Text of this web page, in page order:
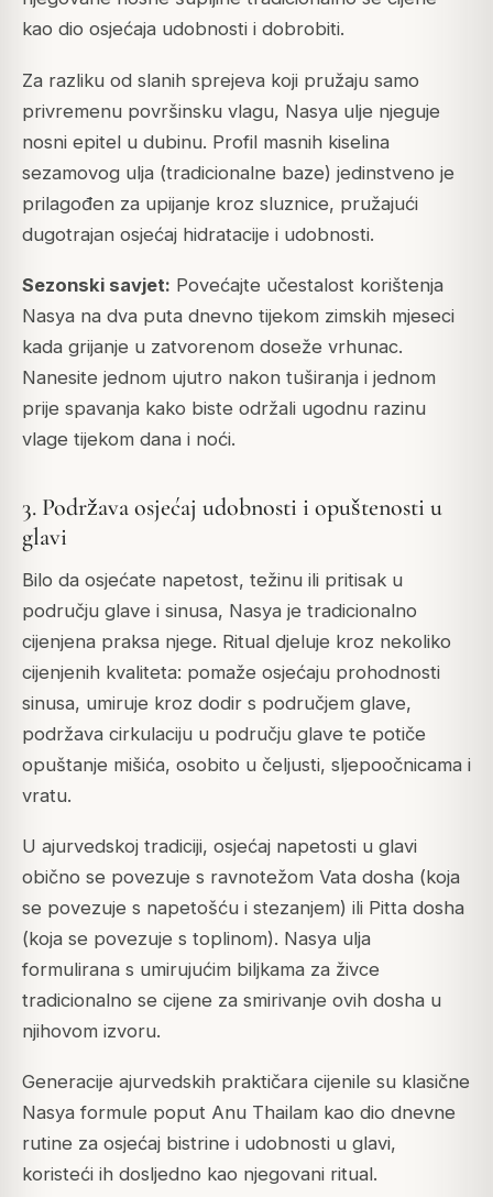
kao dio osjećaja udobnosti i dobrobiti.
Za razliku od slanih sprejeva koji pružaju samo
privremenu površinsku vlagu, Nasya ulje njeguje
nosni epitel u dubinu. Profil masnih kiselina
sezamovog ulja (tradicionalne baze) jedinstveno je
prilagođen za upijanje kroz sluznice, pružajući
dugotrajan osjećaj hidratacije i udobnosti.
Sezonski savjet: Povećajte učestalost korištenja
Nasya na dva puta dnevno tijekom zimskih mjeseci
kada grijanje u zatvorenom doseže vrhunac.
Nanesite jednom ujutro nakon tuširanja i jednom
prije spavanja kako biste održali ugodnu razinu
vlage tijekom dana i noći.
3. Podržava osjećaj udobnosti i opuštenosti u
glavi
Bilo da osjećate napetost, težinu ili pritisak u
području glave i sinusa, Nasya je tradicionalno
cijenjena praksa njege. Ritual djeluje kroz nekoliko
cijenjenih kvaliteta: pomaže osjećaju prohodnosti
sinusa, umiruje kroz dodir s područjem glave,
podržava cirkulaciju u području glave te potiče
opuštanje mišića, osobito u čeljusti, sljepoočnicama i
vratu.
U ajurvedskoj tradiciji, osjećaj napetosti u glavi
obično se povezuje s ravnotežom Vata dosha (koja
se povezuje s napetošću i stezanjem) ili Pitta dosha
(koja se povezuje s toplinom). Nasya ulja
formulirana s umirujućim biljkama za živce
tradicionalno se cijene za smirivanje ovih dosha u
njihovom izvoru.
Generacije ajurvedskih praktičara cijenile su klasične
Nasya formule poput Anu Thailam kao dio dnevne
rutine za osjećaj bistrine i udobnosti u glavi,
koristeći ih dosljedno kao njegovani ritual.